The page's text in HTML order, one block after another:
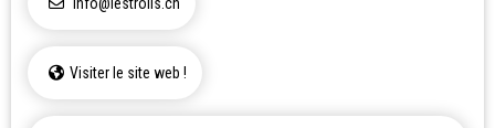
Visiter le site web !